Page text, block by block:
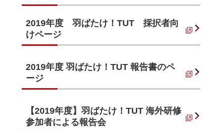
2019年度 羽ばたけ！TUT 採択者向
けページ
2019年度 羽ばたけ！TUT 報告書のペ
ージ
【2019年度】羽ばたけ！TUT 海外研修
参加者による報告会